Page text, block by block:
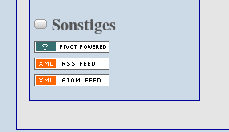
Sonstiges